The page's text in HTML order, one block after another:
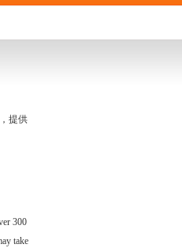
提供
300
take